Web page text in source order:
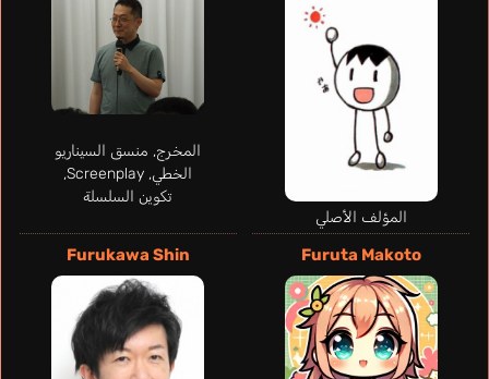
المؤلف الأصلي
المخرج, منسق السيناريو
الخطي, Screenplay,
تكوين السلسلة
Furuta Makoto
Furukawa Shin
Tsuda Takatoshi
Asanuma Shintaro